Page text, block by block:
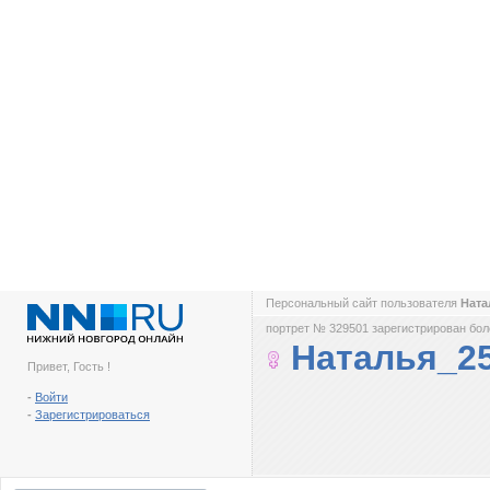
Привет, Гость !
- Войти
- Зарегистрироваться
Персональный сайт пользователя
портрет № 329501 зарегистрирован